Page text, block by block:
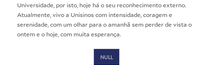
Universidade, por isto, hoje há o seu reconhecimento externo.
Atualmente, vivo a Unisinos com intensidade, coragem e
serenidade, com um olhar para o amanhã sem perder de vista o
ontem e o hoje, com muita esperança.
NULL